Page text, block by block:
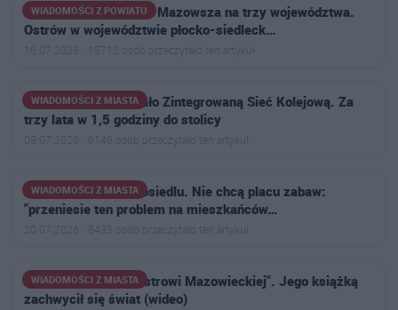
WIADOMOŚCI Z POWIATU
Powstał plan podziału Mazowsza na trzy województwa.
Ostrów w województwie płocko-siedleck…
16.07.2026 · 15712 osób przeczytało ten artykuł
WIADOMOŚCI Z MIASTA
Ministerstwo pokazało Zintegrowaną Sieć Kolejową. Za
trzy lata w 1,5 godziny do stolicy
09.07.2026 · 6146 osób przeczytało ten artykuł
WIADOMOŚCI Z MIASTA
Narasta konflikt na osiedlu. Nie chcą placu zabaw:
"przeniesie ten problem na mieszkańców…
20.07.2026 · 8435 osób przeczytało ten artykuł
WIADOMOŚCI Z MIASTA
"Zwykły chłopak z Ostrowi Mazowieckiej". Jego książką
zachwycił się świat (wideo)